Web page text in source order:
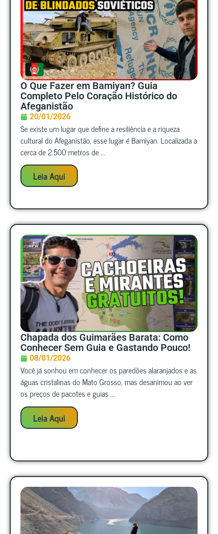
O Que Fazer em Bamiyan? Guia
Completo Pelo Coração Histórico do
Afeganistão
20/01/2026
Se existe um lugar que define a resiliência e a riqueza
cultural do Afeganistão, esse lugar é Bamiyan. Localizada a
cerca de 2.500 metros de ...
Leia Aqui
Chapada dos Guimarães Barata: Como
Conhecer Sem Guia e Gastando Pouco!
08/01/2026
Você já sonhou em conhecer os paredões alaranjados e as
águas cristalinas do Mato Grosso, mas desanimou ao ver
os preços de pacotes e guias ...
Leia Aqui